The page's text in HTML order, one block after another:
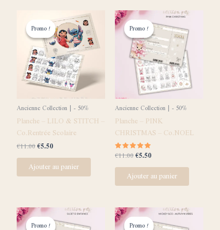
Promo !
Promo !
Ancienne Collection | - 50%
Planche – LILO & STITCH –
Co.Rentrée Scolaire
€11.00
initial
était :
€11.00.
€5.50
prix
actuel
est :
€5.50.
Ajouter au panier
Promo !
Promo !
Ancienne Collection | - 50%
Planche – PINK
CHRISTMAS – Co.NOEL
Note
sur 5
€11.00
Le
prix
initial
était :
€11.00.
€5.50
prix
actuel
est :
€5.50.
Ajouter au panier
Promo !
Promo !
Le
prix prix Promo !
Promo !
Le
prix prix